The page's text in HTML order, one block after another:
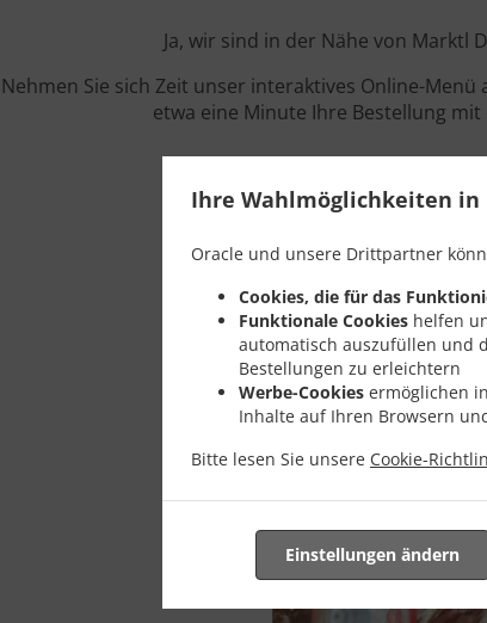
Ihre Wahlmöglichkeiten in
Oracle und unsere Drittpartner
Cookies, die für das
Funktionale Cookies helfen
automatisch auszufüllen und
Bestellungen zu erleichtern
Werbe-Cookies ermöglichen
Inhalte auf Ihren Browsern
Bitte lesen Sie unsere Cookie-
Einstellungen ändern
Ja, wir sind in der Nähe von Marktl
Nehmen Sie sich Zeit unser interaktives Online-
etwa eine Minute Ihre Bestellung